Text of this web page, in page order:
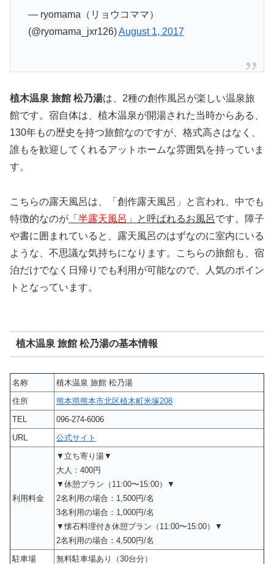
— ryomama（リョウコママ）
(@ryomama_jxr126)August 1, 2017
植木温泉 旅館 松乃湯は、2種の創作風呂が楽しい温泉旅
館です。宿自体は、植木温泉が開湯された当時からある、
130年もの歴史を持つ旅館なのですが、格式高さはなく、
誰もを歓迎してくれるアットホームな雰囲気を持っていま
す。
こちらの露天風呂は、「創作露天風呂」と言われ、中でも
特徴的なのが 「 半露天風呂 」と呼ばれるお風呂です。障子
や書に囲まれていると、露天風呂のはずなのに室内にいる
ような、不思議な気持ちになります。こちらの旅館も、宿
泊だけでなく日帰りでも利用が可能なので、人気のポイン
トとなっています。
植木温泉 旅館 松乃湯の基本情報
名称
植木温泉 旅館 松乃湯
住所
熊本県熊本市北区植木町米塚208
TEL
096-274-6006
URL
公式サイト
利用料金
▼立ち寄り湯▼
大人：400円
▼休憩プラン（11:00〜15:00）▼
2名利用の場合：1,500円/名
3名利用の場合：1,000円/名
▼懐石料理付き休憩プラン（11:00〜15:00）▼
2名利用の場合：4,500円/名
駐車場
無料駐車場あり（30台分）